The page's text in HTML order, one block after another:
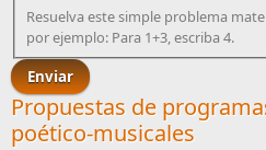
Resuelva este simple problema
por ejemplo: Para 1+3, escriba 4.
Propuestas de
poético-musicales